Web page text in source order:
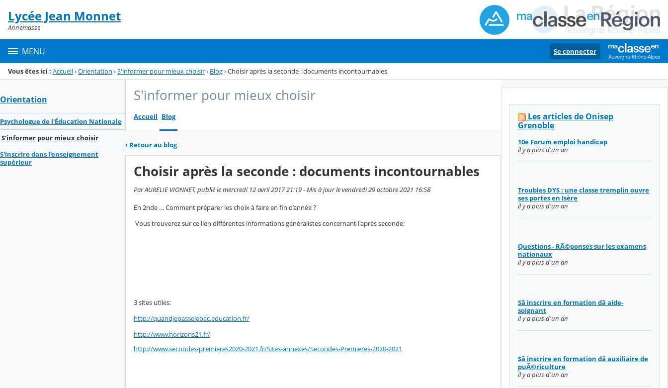
Menu de la rubrique
Contenu
Lycée Jean Monnet
Annemasse
MENU Se connecter
Vous êtes ici : Accueil›Orientation ›S'informer pour mieux choisir› Blog›Choisir après la seconde : documents incontournables
Orientation
Psychologue de l'Éducation Nationale
S'informer pour mieux choisir
S'inscrire dans l'enseignement
supérieur
S'informer pour mieux choisir
Accueil Blog
‹ Retour au blog
Choisir après la seconde : documents incontournables
Par AURELIE VIONNET, publié le mercredi 12 avril 2017 21:19 - Mis à jour le vendredi 29 octobre 2021 16:58
En 2nde … Comment préparer les choix à faire en fin d’année ?
Vous trouverez sur ce lien différentes informations généralistes concernant l'après seconde:
3 sites utiles:
http://quandjepasselebac.education.fr/
http://www.horizons21.fr/
http://www.secondes-premieres2020-2021.fr/Sites-annexes/Secondes-Premieres-2020-2021
Les articles de Onisep
Grenoble
10e Forum emploi handicap
il y a plus d'un an
Troubles DYS : une classe tremplin ouvre
ses portes en Isère
il y a plus d'un an
Questions - RÃ©ponses sur les examens
nationaux
il y a plus d'un an
Sâ inscrire en formation dâ aide-
soignant
il y a plus d'un an
Sâ inscrire en formation dâ auxiliaire de
puÃ©riculture
il y a plus d'un an